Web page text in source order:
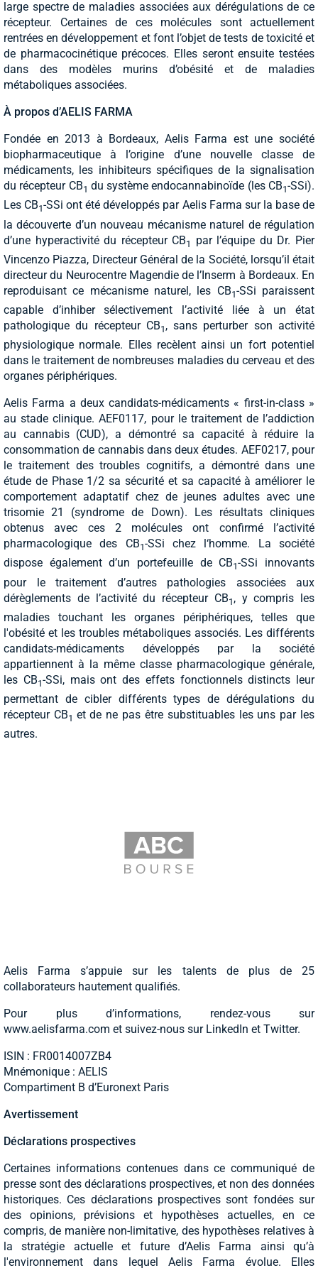
large spectre de maladies associées aux dérégulations de ce
récepteur. Certaines de ces molécules sont actuellement
rentrées en développement et font l’objet de tests de toxicité et
de pharmacocinétique précoces. Elles seront ensuite testées
dans des modèles murins d’obésité et de maladies
métaboliques associées.
À propos d’AELIS FARMA
Fondée en 2013 à Bordeaux, Aelis Farma est une société
biopharmaceutique à l’origine d’une nouvelle classe de
médicaments, les inhibiteurs spécifiques de la signalisation
du récepteur CB1 du système endocannabinoïde (les CB1-SSi).
Les CB1-SSi ont été développés par Aelis Farma sur la base de
la découverte d’un nouveau mécanisme naturel de régulation
d’une hyperactivité du récepteur CB1
par l’équipe du Dr. Pier
Vincenzo Piazza, Directeur Général de la Société, lorsqu’il était
directeur du Neurocentre Magendie de l’Inserm à Bordeaux. En
reproduisant ce mécanisme naturel, les CB1-SSi paraissent
capable d’inhiber sélectivement l’activité liée à un état
pathologique du récepteur CB1 , sans perturber son activité
physiologique normale. Elles recèlent ainsi un fort potentiel
dans le traitement de nombreuses maladies du cerveau et des
organes périphériques.
Aelis Farma a deux candidats-médicaments « first-in-class »
au stade clinique. AEF0117, pour le traitement de l’addiction
au cannabis (CUD), a démontré sa capacité à réduire la
consommation de cannabis dans deux études. AEF0217, pour
le traitement des troubles cognitifs, a démontré dans une
étude de Phase 1/2 sa sécurité et sa capacité à améliorer le
comportement adaptatif chez de jeunes adultes avec une
trisomie 21 (syndrome de Down). Les résultats cliniques
obtenus avec ces 2 molécules ont confirmé l’activité
pharmacologique des CB1-SSi chez l‘homme. La société
dispose également d’un portefeuille de CB1-SSi innovants
pour le traitement d’autres pathologies associées aux
dérèglements de l’activité du récepteur CB1 , y compris les
maladies touchant les organes périphériques, telles que
l'obésité et les troubles métaboliques associés. Les différents
candidats-médicaments développés par la société
appartiennent à la même classe pharmacologique générale,
les CB1-SSi, mais ont des effets fonctionnels distincts leur
permettant de cibler différents types de dérégulations du
récepteur CB1 et de ne pas être substituables les uns par les
autres.
Aelis Farma s’appuie sur les talents de plus de 25
collaborateurs hautement qualifiés.
Pour plus d’informations, rendez-vous sur
www.aelisfarma.com et suivez-nous sur LinkedIn et Twitter.
ISIN : FR0014007ZB4
Mnémonique : AELIS
Compartiment B d’Euronext Paris
Avertissement
Déclarations prospectives
Certaines informations contenues dans ce communiqué de
presse sont des déclarations prospectives, et non des données
historiques. Ces déclarations prospectives sont fondées sur
des opinions, prévisions et hypothèses actuelles, en ce
compris, de manière non-limitative, des hypothèses relatives à
la stratégie actuelle et future d’Aelis Farma ainsi qu’à
l'environnement dans lequel Aelis Farma évolue. Elles